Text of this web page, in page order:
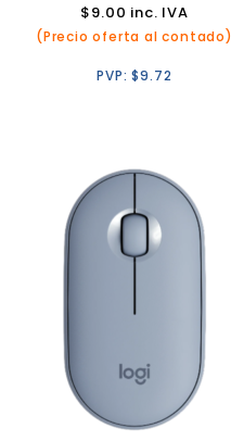
$9.00 inc. IVA
(Precio oferta al contado)
PVP:$9.72